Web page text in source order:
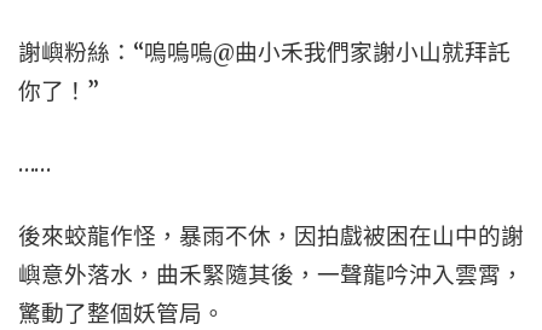
謝嶼粉絲：“嗚嗚嗚@曲小禾我們家謝小山就拜託
你了！”
……
後來蛟龍作怪，暴雨不休，因拍戲被困在山中的謝
嶼意外落水，曲禾緊隨其後，一聲龍吟沖入雲霄，
驚動了整個妖管局。